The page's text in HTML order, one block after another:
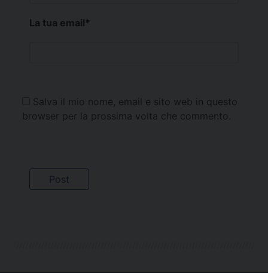
La tua email*
Salva il mio nome, email e sito web in questo
browser per la prossima volta che commento.